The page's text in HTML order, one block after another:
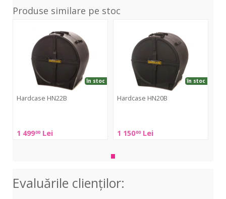
Produse similare pe stoc
Hardcase HN22B
1 49900 Lei
în stoc
HN22B
Hardcase HN20B
1 15000 Lei
în stoc
HN20B
Evaluările clienţilor: